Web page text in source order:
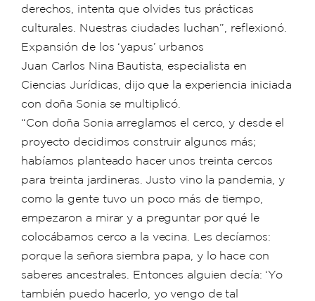
derechos, intenta que olvides tus prácticas
culturales. Nuestras ciudades luchan”, reflexionó.
Expansión de los ‘yapus’ urbanos
Juan Carlos Nina Bautista, especialista en
Ciencias Jurídicas, dijo que la experiencia iniciada
con doña Sonia se multiplicó.
“Con doña Sonia arreglamos el cerco, y desde el
proyecto decidimos construir algunos más;
habíamos planteado hacer unos treinta cercos
para treinta jardineras. Justo vino la pandemia, y
como la gente tuvo un poco más de tiempo,
empezaron a mirar y a preguntar por qué le
colocábamos cerco a la vecina. Les decíamos:
porque la señora siembra papa, y lo hace con
saberes ancestrales. Entonces alguien decía: ‘Yo
también puedo hacerlo, yo vengo de tal